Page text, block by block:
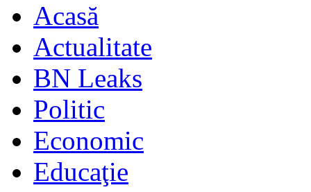
Acasă
Actualitate
BN Leaks
Politic
Economic
Educaţie